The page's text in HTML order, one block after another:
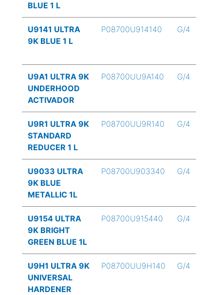
BLUE 1 L
U9141 ULTRA
9K BLUE 1 L
P08700U914140 G/4
U9A1 ULTRA 9K
UNDERHOOD
ACTIVADOR
P08700UU9A140 G/4
U9R1 ULTRA 9K
STANDARD
REDUCER 1 L
P08700UU9R140 G/4
U9033 ULTRA
9K BLUE
METALLIC 1L
P08700U903340 G/4
U9154 ULTRA
9K BRIGHT
GREEN BLUE 1L
P08700U915440 G/4
U9H1 ULTRA 9K
UNIVERSAL
HARDENER
P08700UU9H140 G/4